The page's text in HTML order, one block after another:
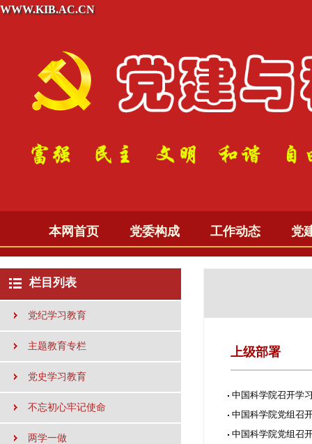
WWW.KIB.AC.CN
本网首页 党委构成 工作动态 党
栏目列表
党纪学习教育
主题教育专栏
党史学习教育
不忘初心牢记使命
两学一做
上级部署
中国科学院召开学
中国科学院党组召
中国科学院党组召